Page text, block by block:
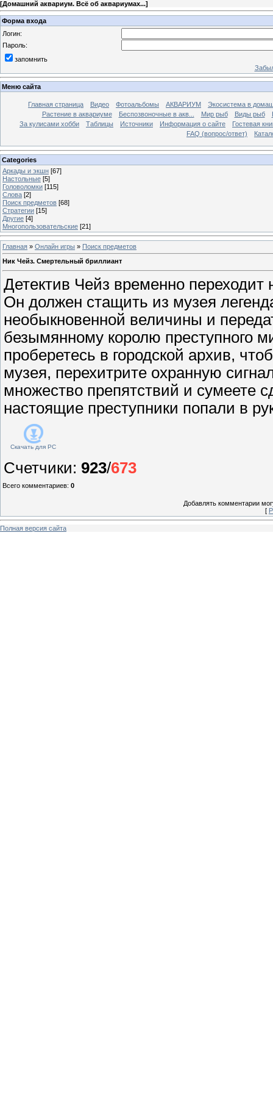
[Домашний аквариум. Всё об аквариумах...]
Форма входа
Логин:
Пароль:
запомнить
Меню сайта
Главная страница Видео Фотоальбомы АКВАРИУМ
Экосистема в
Растение в аквариуме
Беспозвоночные в акв... Мир рыб Виды рыб
За кулисами хобби
Таблицы Источники Информация о сайте
Гостевая
FAQ (вопрос/ответ)
Categories
Аркады и экшн [67]
Настольные [5]
Головоломки [115]
Слова [2]
Поиск предметов [68]
Стратегии [15]
Другие [4]
Многопользовательские [21]
Главная » Онлайн игры » Поиск предметов
Ник Чейз. Смертельный бриллиант
Детектив Чейз временно переходит
Он должен стащить из музея
необыкновенной величины и
безымянному королю преступного
проберетесь в городской архив,
музея, перехитрите охранную
множество препятствий и сумеете
настоящие преступники попали в
Скачать для PC
Счетчики: 923/673
Всего комментариев: 0
Добавлять комментарии
[
Полная версия сайта